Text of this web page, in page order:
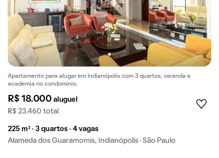
Apartamento para alugar em Indianópolis com 3 quartos, varanda e
academia no condomínio.
R$ 18.000aluguel
R$ 23.460 total
225 m² · 3 quartos · 4 vagas
Alameda dos Guaramomis, Indianópolis · São Paulo